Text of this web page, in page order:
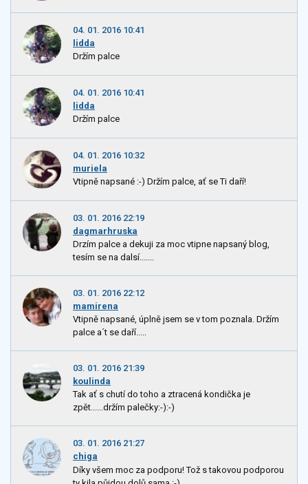
04. 01. 2016 10:41
lidda
Držím palce
04. 01. 2016 10:41
lidda
Držím palce
04. 01. 2016 10:32
muriela
Vtipně napsané :-) Držím palce, ať se Ti daří!
03. 01. 2016 22:19
dagmarhruska
Drzím palce a dekuji za moc vtipne napsaný blog,
tesím se na dalsí.......
03. 01. 2016 22:12
mamirena
Vtipně napsané, úplně jsem se v tom poznala. Držím
palce a´t se daří.....
03. 01. 2016 21:39
koulinda
Tak ať s chutí do toho a ztracená kondička je
zpět......držím palečky:-):-)
03. 01. 2016 21:27
chiga
Díky všem moc za podporu! Tož s takovou podporou